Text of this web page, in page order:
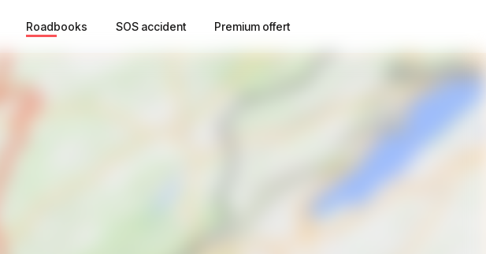
Roadbooks SOS accident Premium offert